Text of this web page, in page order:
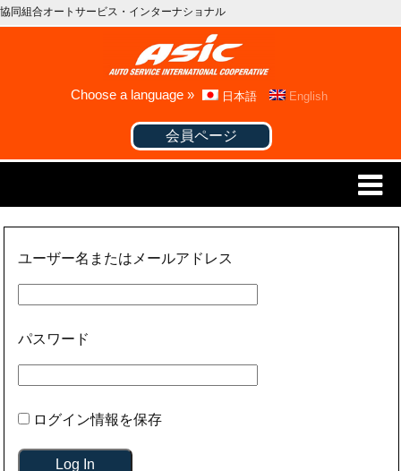
協同組合オートサービス・インターナショナル
Choose a language » 日本語 English
会員ページ
ユーザー名またはメールアドレス
パスワード
ログイン情報を保存